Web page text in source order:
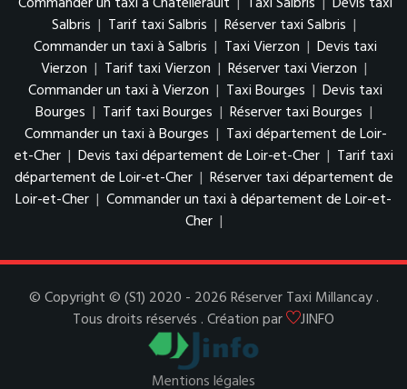
Salbris | Tarif taxi Salbris | Réserver taxi Salbris |
Commander un taxi à Salbris | Taxi Vierzon | Devis taxi
Vierzon | Tarif taxi Vierzon | Réserver taxi Vierzon |
Commander un taxi à Vierzon | Taxi Bourges | Devis taxi
Bourges | Tarif taxi Bourges | Réserver taxi Bourges |
Commander un taxi à Bourges | Taxi département de Loir-
et-Cher | Devis taxi département de Loir-et-Cher | Tarif taxi
département de Loir-et-Cher | Réserver taxi département de
Loir-et-Cher | Commander un taxi à département de Loir-et-
Cher |
© Copyright © (S1) 2020 - 2026 Réserver Taxi Millancay .
Tous droits réservés . Création par
JINFO
Mentions légales